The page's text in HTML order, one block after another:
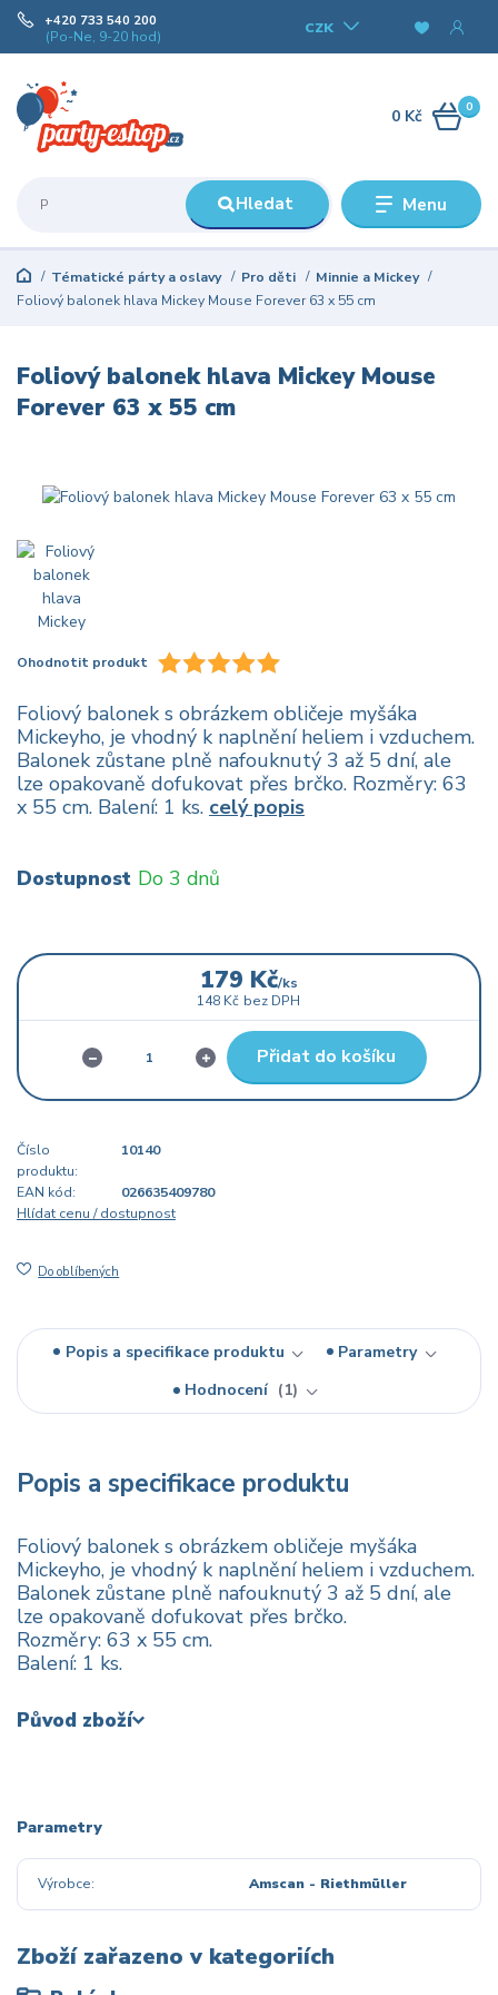
Menu
CZK
Hledat
+420 733 540 200
(Po-Ne, 9-20 hod)
0
0 Kč
Tématické párty a oslavy Pro děti
Minnie a Mickey
Foliový balonek hlava Mickey Mouse Forever 63 x 55 cm
Foliový balonek hlava Mickey Mouse
Forever 63 x 55 cm
Ohodnotit produkt
Foliový balonek s obrázkem obličeje myšáka
Mickeyho, je vhodný k naplnění heliem i vzduchem.
Balonek zůstane plně nafouknutý 3 až 5 dní, ale
lze opakovaně dofukovat přes brčko. Rozměry: 63
x 55 cm. Balení: 1 ks. celý popis
Dostupnost Do 3 dnů
179 Kč/ks
148 Kč bez DPH
Přidat do košíku
Číslo
produktu:
10140
EAN kód:
026635409780
Hlídat cenu / dostupnost
Do oblíbených
Popis a specifikace produktu
Parametry
Hodnocení
1
Popis a specifikace produktu
Foliový balonek s obrázkem obličeje myšáka
Mickeyho, je vhodný k naplnění heliem i vzduchem.
Balonek zůstane plně nafouknutý 3 až 5 dní, ale
lze opakovaně dofukovat přes brčko.
Rozměry: 63 x 55 cm.
Balení: 1 ks.
Původ zboží
Parametry
Výrobce Amscan - Riethmüller
Zboží zařazeno v kategoriích